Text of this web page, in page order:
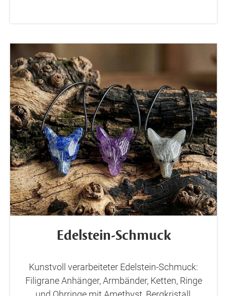
Edelstein-Schmuck
Kunstvoll verarbeiteter Edelstein-Schmuck:
Filigrane Anhänger, Armbänder, Ketten, Ringe